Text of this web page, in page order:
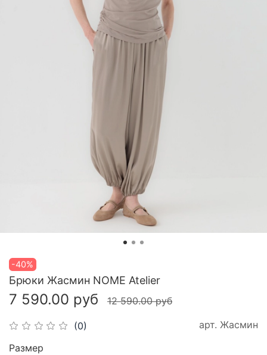
-40%
(0) арт. Жасмин
Брюки Жасмин NOME Atelier
7 590.00 руб 12 590.00 руб
Размер